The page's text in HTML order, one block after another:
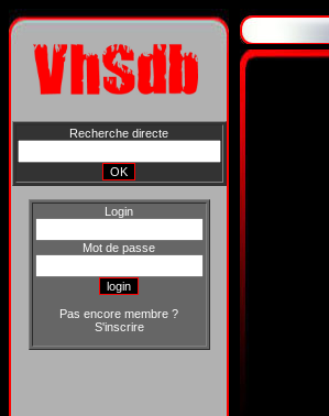
Recherche directe
Login
Mot de passe
Pas encore membre ?
S'inscrire